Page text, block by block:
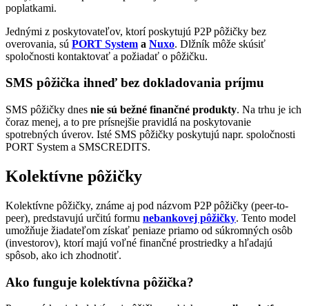
poplatkami.
Jednými z poskytovateľov, ktorí poskytujú P2P pôžičky bez
overovania, sú PORT System a Nuxo. Dlžník môže skúsiť
spoločnosti kontaktovať a požiadať o pôžičku.
SMS pôžička ihneď bez dokladovania príjmu
SMS pôžičky dnes nie sú bežné finančné produkty. Na trhu je ich
čoraz menej, a to pre prísnejšie pravidlá na poskytovanie
spotrebných úverov. Isté SMS pôžičky poskytujú napr. spoločnosti
PORT System a SMSCREDITS.
Kolektívne pôžičky
Kolektívne pôžičky, známe aj pod názvom P2P pôžičky (peer-to-
peer), predstavujú určitú formu nebankovej pôžičky. Tento model
umožňuje žiadateľom získať peniaze priamo od súkromných osôb
(investorov), ktorí majú voľné finančné prostriedky a hľadajú
spôsob, ako ich zhodnotiť.
Ako funguje kolektívna pôžička?